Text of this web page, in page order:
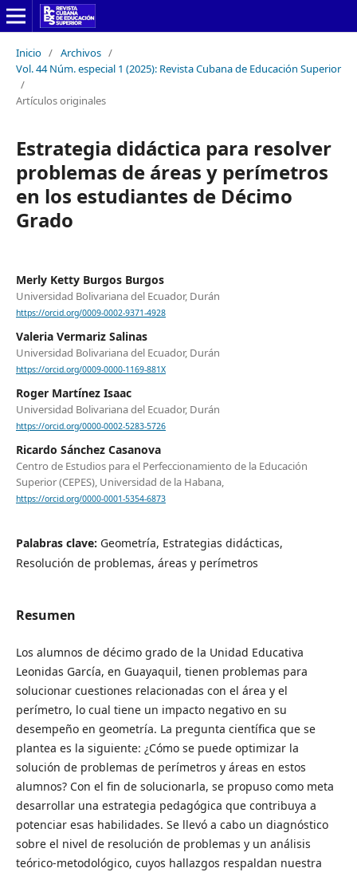
Inicio / Archivos /
Vol. 44 Núm. especial 1 (2025): Revista Cubana de Educación Superior
/
Artículos originales
Estrategia didáctica para resolver
problemas de áreas y perímetros
en los estudiantes de Décimo
Grado
Merly Ketty Burgos Burgos
Universidad Bolivariana del Ecuador, Durán
https://orcid.org/0009-0002-9371-4928
Valeria Vermariz Salinas
Universidad Bolivariana del Ecuador, Durán
https://orcid.org/0009-0000-1169-881X
Roger Martínez Isaac
Universidad Bolivariana del Ecuador, Durán
https://orcid.org/0000-0002-5283-5726
Ricardo Sánchez Casanova
Centro de Estudios para el Perfeccionamiento de la Educación
Superior (CEPES), Universidad de la Habana,
https://orcid.org/0000-0001-5354-6873
Palabras clave: Geometría, Estrategias didácticas,
Resolución de problemas, áreas y perímetros
Resumen
Los alumnos de décimo grado de la Unidad Educativa
Leonidas García, en Guayaquil, tienen problemas para
solucionar cuestiones relacionadas con el área y el
perímetro, lo cual tiene un impacto negativo en su
desempeño en geometría. La pregunta científica que se
plantea es la siguiente: ¿Cómo se puede optimizar la
solución de problemas de perímetros y áreas en estos
alumnos? Con el fin de solucionarla, se propuso como meta
desarrollar una estrategia pedagógica que contribuya a
potenciar esas habilidades. Se llevó a cabo un diagnóstico
sobre el nivel de resolución de problemas y un análisis
teórico-metodológico, cuyos hallazgos respaldan nuestra